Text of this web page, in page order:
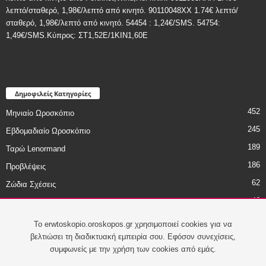
λεπτό/σταθερό, 1,98€/λεπτό από κινητό. 90110048XX 1.74€ λεπτό/
σταθερό, 1,98€/λεπτό από κινητό. 54454 : 1,24€/SMS. 54754:
1,49€/SMS.Κύπρος: ΣT1,52E/1KIN1,60E
Δημοφιλείς Κατηγορίες
Μηνιαίο Ωροσκόπιο 452
Εβδομαδιαίο Ωροσκόπιο 245
Ταρώ Lenormand 189
Προβλέψεις 186
Ζώδια Σχέσεις 62
Ζώδια - Χιούμορ 46
Daily Astro Tip
To erwtoskopio.oroskopos.gr χρησιμοποιεί cookies για να
βελτιώσει τη διαδικτυακή εμπειρία σου. Εφόσον συνεχίσεις,
συμφωνείς με την χρήση των cookies από εμάς.